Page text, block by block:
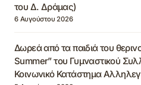
του Δ. Δράμας)
6 Αυγούστου 2026
Δωρεά από τα παιδιά του
Summer” του Γυμναστικού
Κοινωνικό Κατάστημα